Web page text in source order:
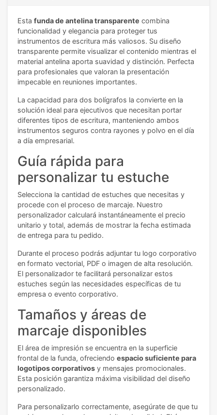
Esta funda de antelina transparente combina
funcionalidad y elegancia para proteger tus
instrumentos de escritura más valiosos. Su diseño
transparente permite visualizar el contenido mientras el
material antelina aporta suavidad y distinción. Perfecta
para profesionales que valoran la presentación
impecable en reuniones importantes.
La capacidad para dos bolígrafos la convierte en la
solución ideal para ejecutivos que necesitan portar
diferentes tipos de escritura, manteniendo ambos
instrumentos seguros contra rayones y polvo en el día
a día empresarial.
Guía rápida para
personalizar tu estuche
Selecciona la cantidad de estuches que necesitas y
procede con el proceso de marcaje. Nuestro
personalizador calculará instantáneamente el precio
unitario y total, además de mostrar la fecha estimada
de entrega para tu pedido.
Durante el proceso podrás adjuntar tu logo corporativo
en formato vectorial, PDF o imagen de alta resolución.
El personalizador te facilitará personalizar estos
estuches según las necesidades específicas de tu
empresa o evento corporativo.
Tamaños y áreas de
marcaje disponibles
El área de impresión se encuentra en la superficie
frontal de la funda, ofreciendo espacio suficiente para
logotipos corporativos y mensajes promocionales.
Esta posición garantiza máxima visibilidad del diseño
personalizado.
Para personalizarlo correctamente, asegúrate de que tu